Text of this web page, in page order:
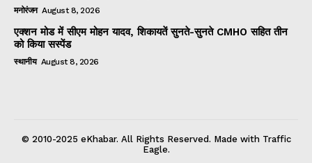
मनोरंजन August 8, 2026
एक्शन मोड में सीएम मोहन यादव, शिकायतें सुनते-सुनते CMHO सहित तीन
को किया सस्पेंड
स्थानीय August 8, 2026
© 2010-2025 eKhabar. All Rights Reserved. Made with Traffic
Eagle.